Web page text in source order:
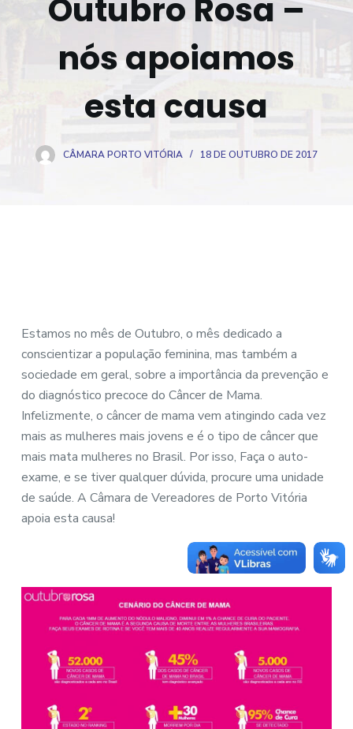
Outubro Rosa –
nós apoiamos
esta causa
CÂMARA PORTO VITÓRIA 18 DE OUTUBRO DE 2017
Estamos no mês de Outubro, o mês dedicado a
conscientizar a população feminina, mas também a
sociedade em geral, sobre a importância da prevenção e
do diagnóstico precoce do Câncer de Mama.
Infelizmente, o câncer de mama vem atingindo cada vez
mais as mulheres mais jovens e é o tipo de câncer que
mais mata mulheres no Brasil. Por isso, Faça o auto-
exame, e se tiver qualquer dúvida, procure uma unidade
de saúde. A Câmara de Vereadores de Porto Vitória
apoia esta causa!